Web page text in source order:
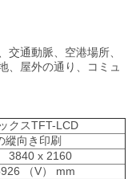
交通動脈、空港場所、
、屋外の通り、コミュ
クスTFT-LCD
向き印刷
3840 x 2160
（V） mm